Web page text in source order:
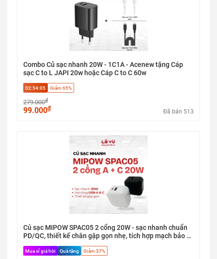
Combo Củ sạc nhanh 20W - 1C1A - Acenew tặng Cáp
sạc C to L JAPI 20w hoặc Cáp C to C 60w
02:54:04 Giảm 65%
279.000₫
99.000₫ Đã bán 513
Củ sạc MIPOW SPAC05 2 cổng 20W - sạc nhanh chuẩn
PD/QC, thiết kế chân gập gọn nhẹ, tích hợp mạch bảo vệ
Mua sỉ giá hời Quà tặng Giảm 37%